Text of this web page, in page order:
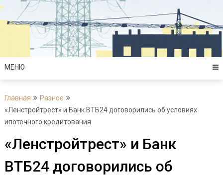
Перейти
содержимому
МЕНЮ
Главная
Разное
«Ленстройтрест» и Банк ВТБ24 договорились об условиях
ипотечного кредитования
«Ленстройтрест» и Банк
ВТБ24 договорились об